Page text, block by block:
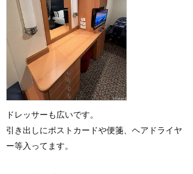
ドレッサーも広いです。
引き出しにポストカードや便箋、ヘアドライヤ
ー等入ってます。